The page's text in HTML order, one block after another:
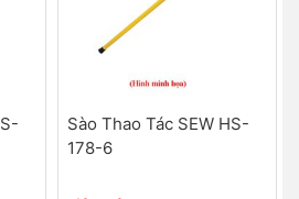
Sào Thao Tác SEW HS-
178-6